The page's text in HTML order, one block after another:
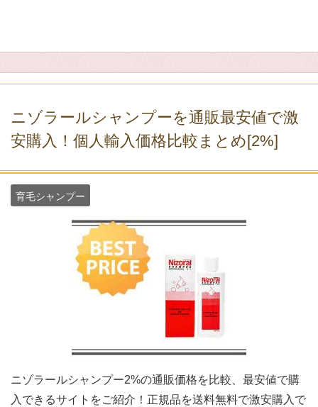
ニゾラールシャンプーを通販最安値で激
安購入！個人輸入価格比較まとめ[2%]
育毛シャンプー
ニゾラールシャンプー2%の通販価格を比較、最安値で購
入できるサイトをご紹介！正規品を送料無料で激安購入で